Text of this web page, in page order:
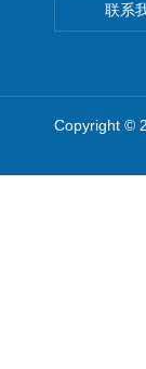
联系
Copyright ©